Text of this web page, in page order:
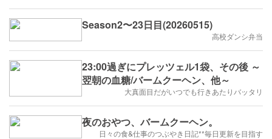
Season2〜23日目(20260515)
高校ダンシ弁当
23:00過ぎにプレッツェル1袋、その後 ～
翌朝の血糖/バームクーヘン、他～
大真面目だがいつでも行きあたりバッタリ
夜のおやつ、バームクーヘン。
日々の食&仕事のつぶやき日記**毎日更新を目指す